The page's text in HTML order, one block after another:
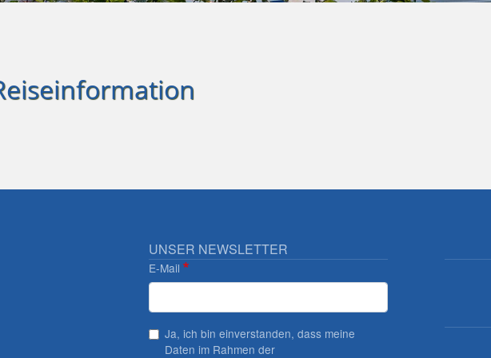
UNSER NEWSLETTER
E-Mail
Ja, ich bin einverstanden, dass meine
Daten im Rahmen der